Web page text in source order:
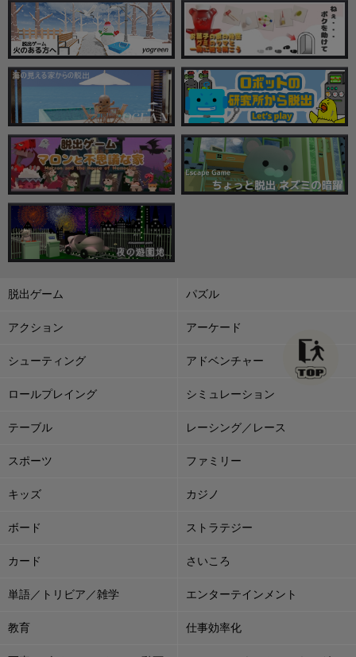
脱出ゲーム パズル
アクション アーケード
シューティング アドベンチャー
ロールプレイング シミュレーション
テーブル レーシング／レース
スポーツ ファミリー
キッズ カジノ
ボード ストラテジー
カード さいころ
単語／トリビア／雑学 エンターテインメント
教育 仕事効率化